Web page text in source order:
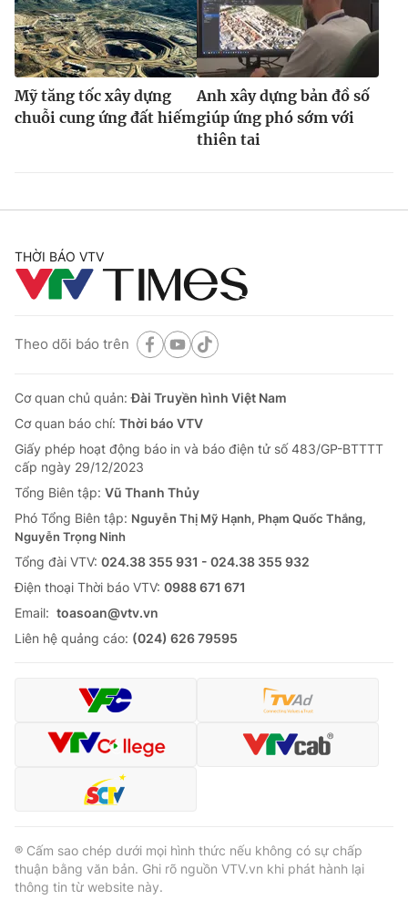
Mỹ tăng tốc xây dựng
chuỗi cung ứng đất hiếm
Anh xây dựng bản đồ số
giúp ứng phó sớm với
thiên tai
THỜI BÁO VTV
Theo dõi báo trên
Cơ quan chủ quản:Đài Truyền hình Việt Nam
Cơ quan báo chí: Thời báo VTV
Giấy phép hoạt động báo in và báo điện tử số 483/GP-BTTTT
cấp ngày 29/12/2023
Tổng Biên tập: Vũ Thanh Thủy
Phó Tổng Biên tập: Nguyễn Thị Mỹ Hạnh, Phạm Quốc Thắng,
Nguyễn Trọng Ninh
Tổng đài VTV: 024.38 355 931 - 024.38 355 932
Ðiện thoại Thời báo VTV: 0988 671 671
Email: toasoan@vtv.vn
Liên hệ quảng cáo: (024) 626 79595
® Cấm sao chép dưới mọi hình thức nếu không có sự chấp
thuận bằng văn bản. Ghi rõ nguồn VTV.vn khi phát hành lại
thông tin từ website này.